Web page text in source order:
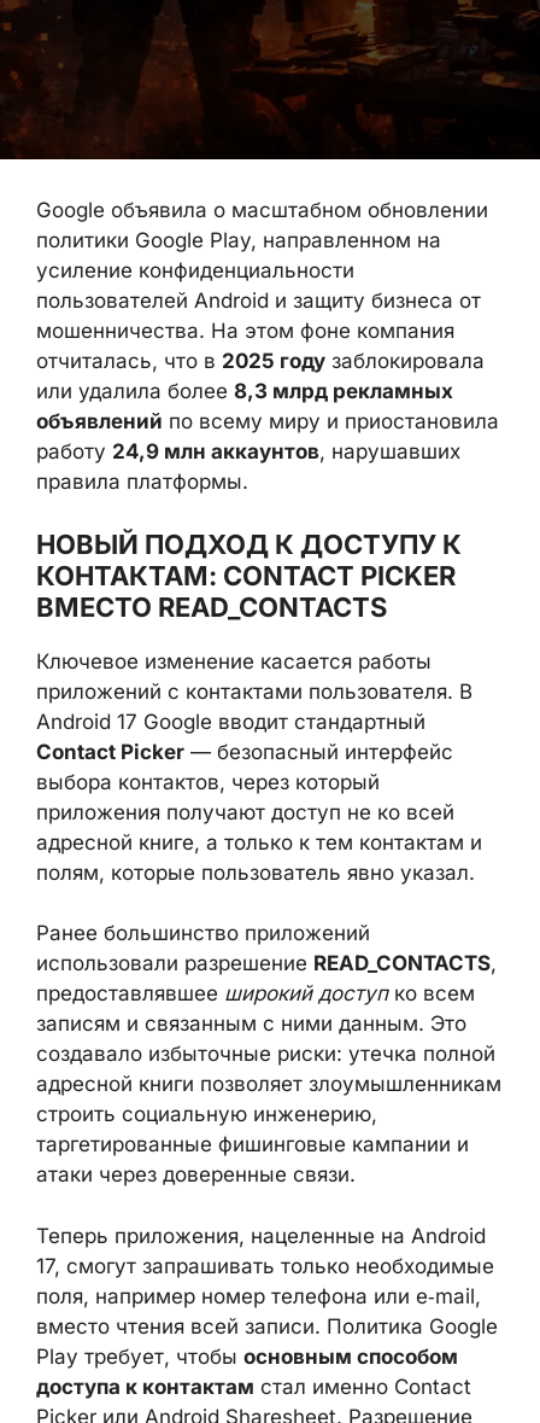
Google объявила о масштабном
обновлении политики Google Play,
направленном на усиление
конфиденциальности пользователей
Android и защиту бизнеса от
мошенничества. На этом фоне компания
отчиталась, что в2025 годузаблокировала
или удалила более8,3 млрд рекламных
объявлений по всему миру и
приостановила работу
НОВЫЙ ПОДХОД К ДОСТУПУ К
КОНТАКТАМ: CONTACT PICKER
Ключевое изменение касается работы
приложений с контактами пользователя. В
Android 17 Google вводит стандартный
Contact Picker— безопасный интерфейс
выбора контактов, через который
приложения получают доступ не ко всей
адресной книге, а только к тем контактам и
Ранее большинство приложений
использовали разрешение
READ_CONTACTS, предоставлявшее
широкий доступко всем записям и
связанным с ними данным. Это создавало
избыточные риски: утечка полной адресной
книги позволяет злоумышленникам строить
социальную инженерию, таргетированные
доверенные связи.
Теперь приложения, нацеленные на Android
17, смогут запрашивать только
необходимые поля, например номер
телефона или e‑mail, вместо чтения всей
записи. Политика Google Play требует,